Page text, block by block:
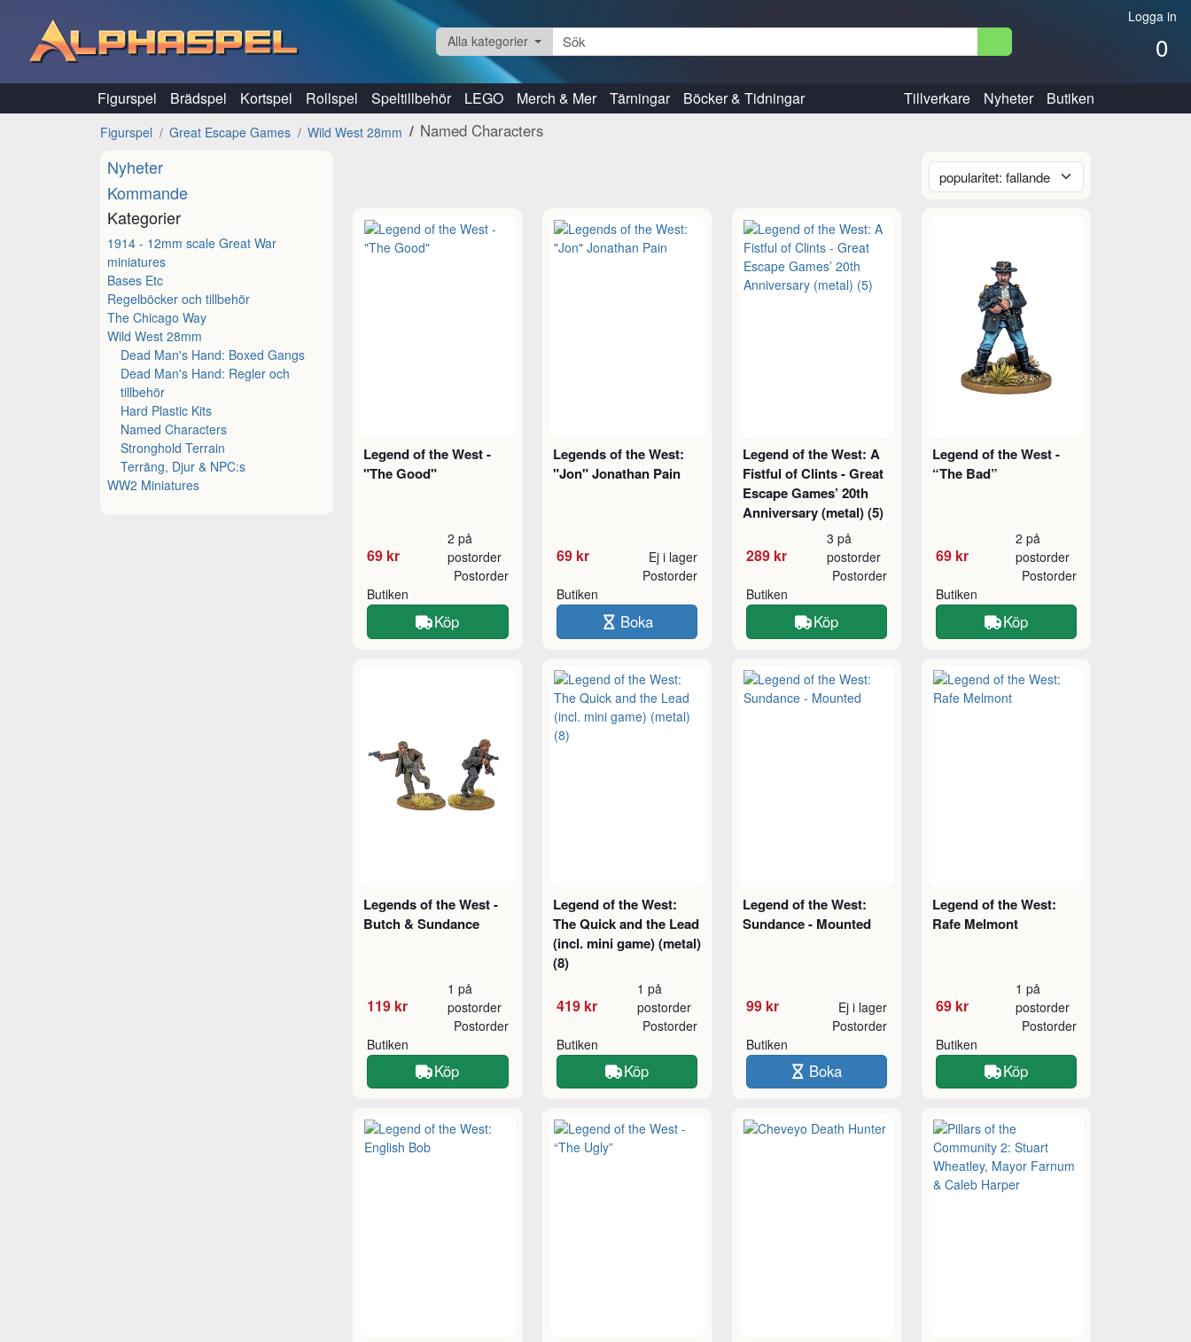
Logga in
0
Alla kategorier
Figurspel Brädspel Kortspel Rollspel Speltillbehör LEGO Merch & Mer Tärningar Böcker & Tidningar Tillverkare Nyheter Butiken
Figurspel Great Escape Games Wild West 28mm Named Characters
Nyheter
Kommande
Kategorier
1914 - 12mm scale Great War
miniatures
Bases Etc
Regelböcker och tillbehör
The Chicago Way
Wild West 28mm
Dead Man's Hand: Boxed Gangs
Dead Man's Hand: Regler och
tillbehör
Hard Plastic Kits
Named Characters
Stronghold Terrain
Terräng, Djur & NPC:s
WW2 Miniatures
Legend of the West -
"The Good"
69 kr
2 på
postorder
Butiken
Postorder
Köp
Legends of the West:
"Jon" Jonathan Pain
69 kr Ej i lager
Butiken
Postorder
Boka
Legend of the West: A
Fistful of Clints - Great
Escape Games’ 20th
Anniversary (metal) (5)
289 kr
3 på
postorder
Butiken
Postorder
Köp
Legend of the West -
“The Bad”
69 kr
2 på
postorder
Butiken
Postorder
Köp
Legends of the West -
Butch & Sundance
119 kr
1 på
postorder
Butiken
Postorder
Köp
Legend of the West:
The Quick and the Lead
(incl. mini game) (metal)
(8)
419 kr
1 på
postorder
Butiken
Postorder
Köp
Legend of the West:
Sundance - Mounted
99 kr Ej i lager
Butiken
Postorder
Boka
Legend of the West:
Rafe Melmont
69 kr
1 på
postorder
Butiken
Postorder
Köp